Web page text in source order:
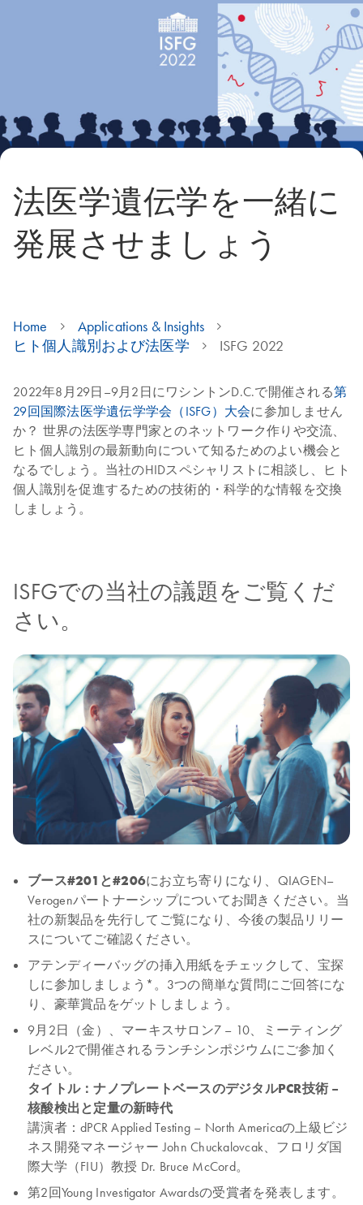
法医学遺伝学を一緒に
発展させましょう
Home
Applications & Insights
ヒト個人識別および法医学
ISFG 2022
2022年8月29日–9月2日にワシントンD.C.で開催される第
29回国際法医学遺伝学学会（ISFG）大会に参加しません
か？ 世界の法医学専門家とのネットワーク作りや交流、
ヒト個人識別の最新動向について知るためのよい機会と
なるでしょう。当社のHIDスペシャリストに相談し、ヒト
個人識別を促進するための技術的・科学的な情報を交換
しましょう。
ISFGでの当社の議題をご覧くだ
さい。
ブース#201と#206にお立ち寄りになり、QIAGEN–
Verogenパートナーシップについてお聞きください。当
社の新製品を先行してご覧になり、今後の製品リリー
スについてご確認ください。
アテンディーバッグの挿入用紙をチェックして、宝探
しに参加しましょう*。3つの簡単な質問にご回答にな
り、豪華賞品をゲットしましょう。
9月2日（金）、マーキスサロン7 – 10、ミーティング
レベル2で開催されるランチシンポジウムにご参加く
ださい。
タイトル：ナノプレートベースのデジタルPCR技術 –
核酸検出と定量の新時代
講演者：dPCR Applied Testing – North Americaの上級ビジ
ネス開発マネージャー John Chuckalovcak、フロリダ国
際大学（FIU）教授 Dr. Bruce McCord。
第2回Young Investigator Awardsの受賞者を発表します。